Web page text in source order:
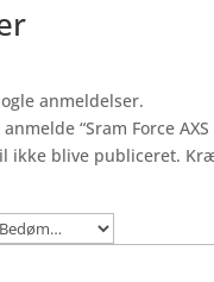
anmeldelser.
“Sram Force
ikke blive publiceret.